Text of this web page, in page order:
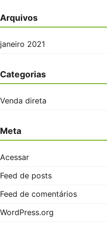
Arquivos
janeiro 2021
Categorias
Venda direta
Meta
Acessar
Feed de posts
Feed de comentários
WordPress.org